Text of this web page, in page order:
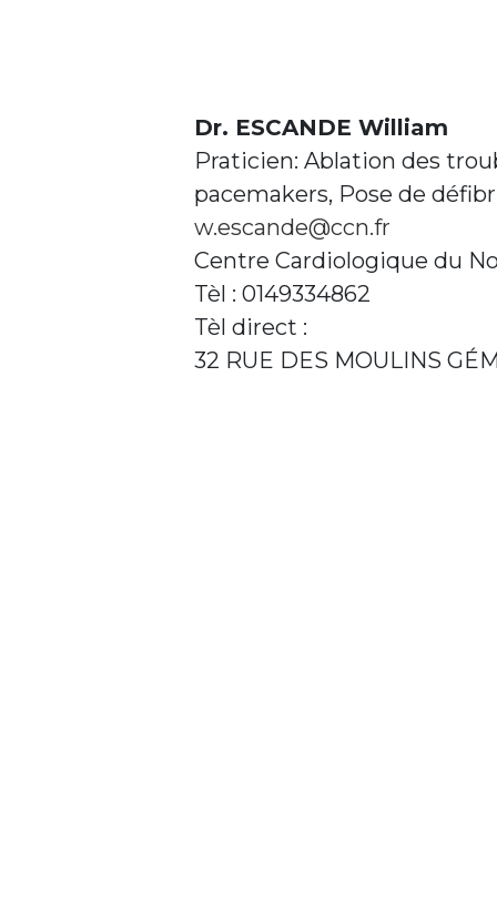
Dr. ESCANDE William
Praticien: Ablation des
pacemakers, Pose de
w.escande@ccn.fr
Centre Cardiologique du
Tèl : 0149334862
Tèl direct :
32 RUE DES MOULINS